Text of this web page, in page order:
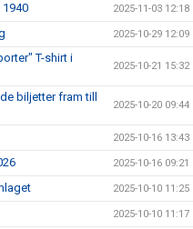
1940 2025-11-03 12:18
2025-10-29 12:09
T-shirt i
2025-10-21 15:32
biljetter fram till
2025-10-20 09:44
2025-10-16 13:43
2025-10-16 09:21
2025-10-10 11:25
2025-10-10 11:17